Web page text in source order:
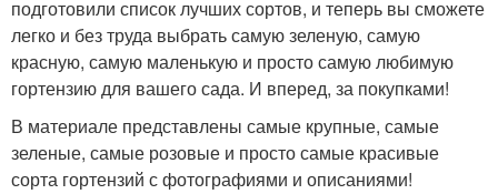
подготовили список лучших сортов, и теперь вы сможете
легко и без труда выбрать самую зеленую, самую
красную, самую маленькую и просто самую любимую
гортензию для вашего сада. И вперед, за покупками!
В материале представлены самые крупные, самые
зеленые, самые розовые и просто самые красивые
сорта гортензий с фотографиями и описаниями!